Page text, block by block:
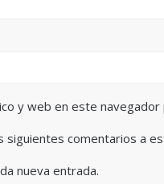
y web en este
siguientes comentarios a
nueva entrada.